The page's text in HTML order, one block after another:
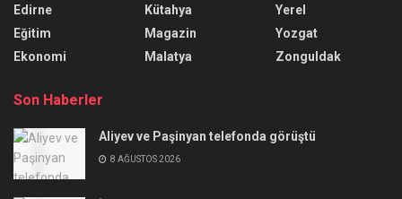
Edirne
Eğitim
Ekonomi
Kütahya
Magazin
Malatya
Yerel
Yozgat
Zonguldak
Son Haberler
Aliyev ve Paşinyan telefonda görüştü
8 AĞUSTOS 2026